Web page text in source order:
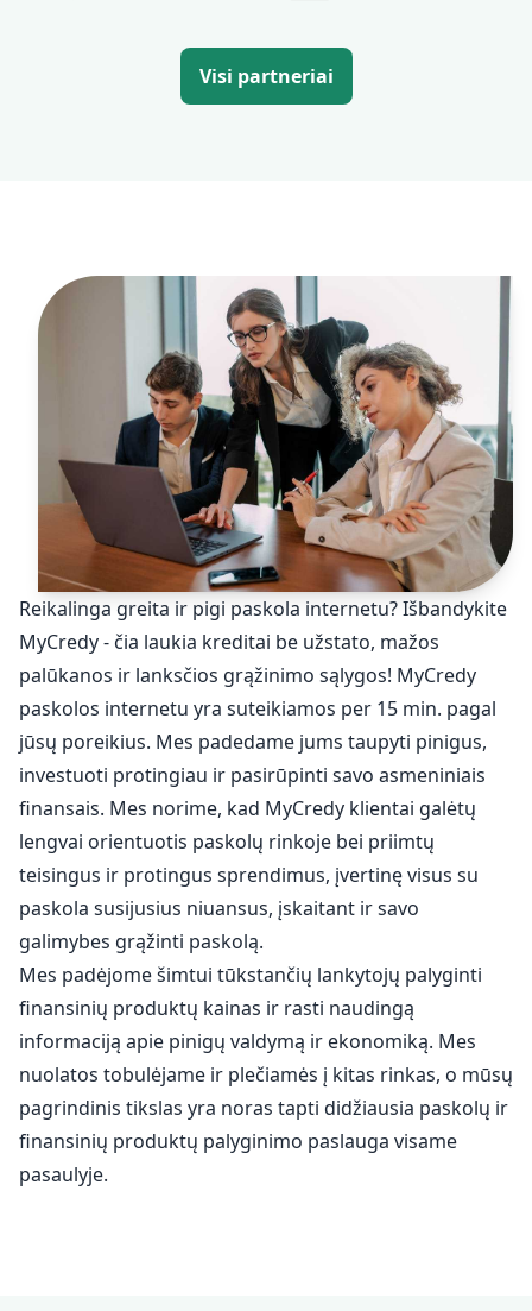
Visi partneriai
Reikalinga greita ir pigi paskola internetu? Išbandykite
MyCredy - čia laukia kreditai be užstato, mažos
palūkanos ir lanksčios grąžinimo sąlygos! MyCredy
paskolos internetu yra suteikiamos per 15 min. pagal
jūsų poreikius. Mes padedame jums taupyti pinigus,
investuoti protingiau ir pasirūpinti savo asmeniniais
finansais. Mes norime, kad MyCredy klientai galėtų
lengvai orientuotis paskolų rinkoje bei priimtų
teisingus ir protingus sprendimus, įvertinę visus su
paskola susijusius niuansus, įskaitant ir savo
galimybes grąžinti paskolą.
Mes padėjome šimtui tūkstančių lankytojų palyginti
finansinių produktų kainas ir rasti naudingą
informaciją apie pinigų valdymą ir ekonomiką. Mes
nuolatos tobulėjame ir plečiamės į kitas rinkas, o mūsų
pagrindinis tikslas yra noras tapti didžiausia paskolų ir
finansinių produktų palyginimo paslauga visame
pasaulyje.